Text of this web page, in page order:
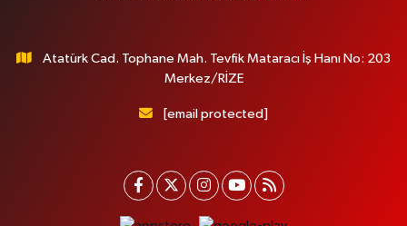
Atatürk Cad. Tophane Mah. Tevfik Mataracı İş Hanı No: 203
Merkez/RİZE
[email protected]